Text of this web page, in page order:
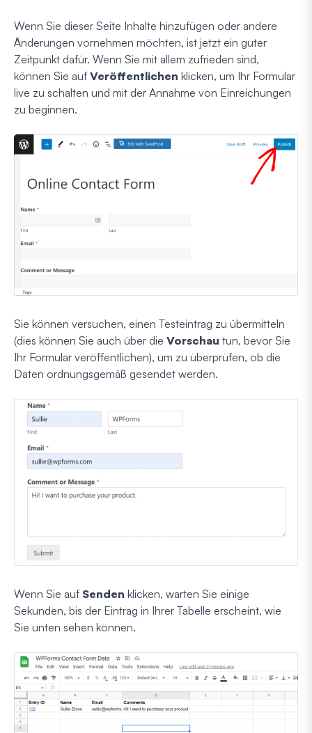
Wenn Sie dieser Seite Inhalte hinzufügen oder andere
Änderungen vornehmen möchten, ist jetzt ein guter
Zeitpunkt dafür. Wenn Sie mit allem zufrieden sind,
können Sie auf Veröffentlichen klicken, um Ihr Formular
live zu schalten und mit der Annahme von Einreichungen
zu beginnen.
Sie können versuchen, einen Testeintrag zu übermitteln
(dies können Sie auch über die Vorschau tun, bevor Sie
Ihr Formular veröffentlichen), um zu überprüfen, ob die
Daten ordnungsgemäß gesendet werden.
Wenn Sie auf Senden klicken, warten Sie einige
Sekunden, bis der Eintrag in Ihrer Tabelle erscheint, wie
Sie unten sehen können.